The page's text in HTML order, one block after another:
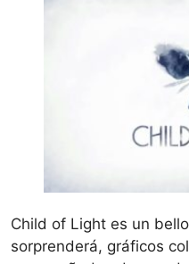
Child of Light es un
sorprenderá, gráficos